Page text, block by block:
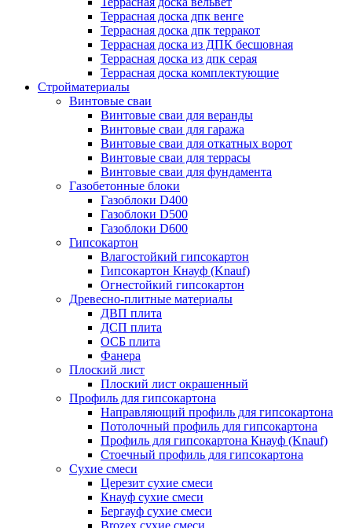
Террасная доска дпк венге
Террасная доска дпк терракот
Террасная доска из ДПК бесшовная
Террасная доска из дпк серая
Террасная доска комплектующие
Стройматериалы
Винтовые сваи
Винтовые сваи для веранды
Винтовые сваи для гаража
Винтовые сваи для откатных ворот
Винтовые сваи для террасы
Винтовые сваи для фундамента
Газобетонные блоки
Газоблоки D400
Газоблоки D500
Газоблоки D600
Гипсокартон
Влагостойкий гипсокартон
Гипсокартон Кнауф (Knauf)
Огнестойкий гипсокартон
Древесно-плитные материалы
ДВП плита
ДСП плита
ОСБ плита
Фанера
Плоский лист
Плоский лист окрашенный
Профиль для гипсокартона
Направляющий профиль для гипсокартона
Потолочный профиль для гипсокартона
Профиль для гипсокартона Кнауф (Knauf)
Стоечный профиль для гипсокартона
Сухие смеси
Церезит сухие смеси
Кнауф сухие смеси
Бергауф сухие смеси
Brozex сухие смеси